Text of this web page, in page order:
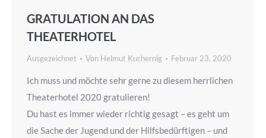
GRATULATION AN DAS
THEATERHOTEL
Ausgezeichnet Von Helmut Kuchernig Februar 23, 2020
Ich muss und möchte sehr gerne zu diesem herrlichen
Theaterhotel 2020 gratulieren!
Du hast es immer wieder richtig gesagt – es geht um
die Sache der Jugend und der Hilfsbedürftigen – und